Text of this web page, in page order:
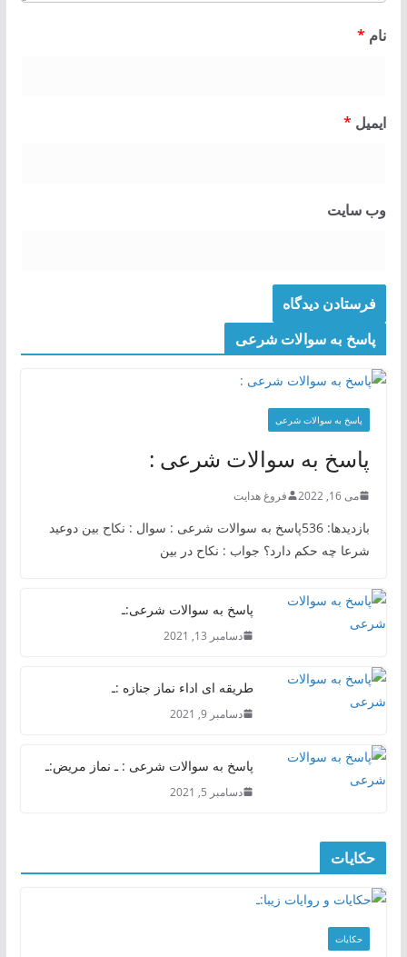
نام *
ایمیل *
وب‌ سایت
پاسخ به سوالات شرعی
پاسخ به سوالات شرعی
پاسخ به سوالات شرعی :
می 16, 2022 فروغ هدایت
بازدیدها: 536پاسخ به سوالات شرعی : سوال : نکاح بین دوعید
شرعا چه حکم دارد؟ جواب : نکاح در بین
پاسخ به سوالات شرعی:ـ
دسامبر 13, 2021
طریقه ای اداء نماز جنازه :ـ
دسامبر 9, 2021
پاسخ به سوالات شرعی : ـ نماز مریض:ـ
دسامبر 5, 2021
حکایات
حکایات